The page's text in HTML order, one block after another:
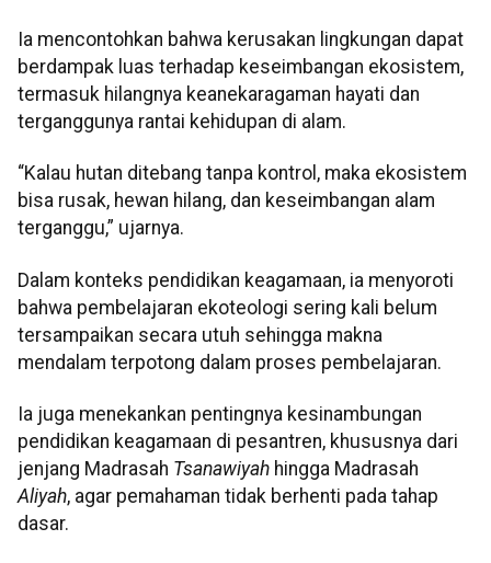
Ia mencontohkan bahwa kerusakan lingkungan dapat
berdampak luas terhadap keseimbangan ekosistem,
termasuk hilangnya keanekaragaman hayati dan
terganggunya rantai kehidupan di alam.
“Kalau hutan ditebang tanpa kontrol, maka ekosistem
bisa rusak, hewan hilang, dan keseimbangan alam
terganggu,” ujarnya.
Dalam konteks pendidikan keagamaan, ia menyoroti
bahwa pembelajaran ekoteologi sering kali belum
tersampaikan secara utuh sehingga makna
mendalam terpotong dalam proses pembelajaran.
Ia juga menekankan pentingnya kesinambungan
pendidikan keagamaan di pesantren, khususnya dari
jenjang Madrasah Tsanawiyah hingga Madrasah
Aliyah, agar pemahaman tidak berhenti pada tahap
dasar.